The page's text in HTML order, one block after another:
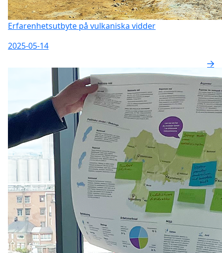
Erfarenhetsutbyte på vulkaniska vidder
2025-05-14